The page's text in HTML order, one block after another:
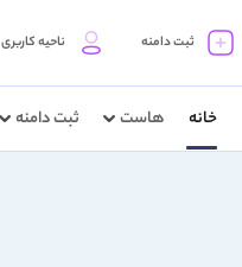
ثبت دامنه ناحیه کاربری
خانه هاست ثبت دامنه